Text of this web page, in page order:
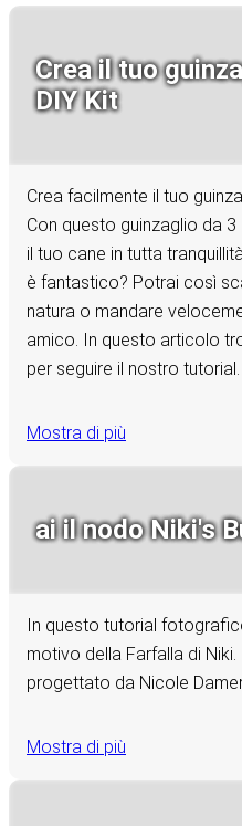
Crea il tuo
DIY Kit
Crea facilmente il tuo
Con questo guinzaglio da
il tuo cane in tutta
è fantastico? Potrai così
natura o mandare
amico. In questo articolo
per seguire il nostro tutorial.
Mostra di più
ai il nodo Niki's
In questo tutorial
motivo della Farfalla di
progettato da Nicole
Mostra di più